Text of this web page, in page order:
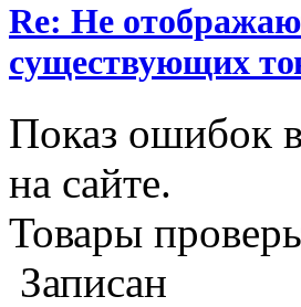
Re: Не
существующих
Показ ошибок
на сайте.
Товары
Записан